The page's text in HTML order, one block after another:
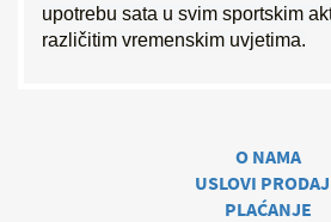
upotrebu sata u svim sportskim
različitim vremenskim uvjetima.
O NAMA
USLOVI
PLAĆANJE